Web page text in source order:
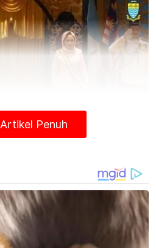
dimulakan dengan
kehormatan yang
Salleh Jamal melibatkan
anggota daripada
Penuh